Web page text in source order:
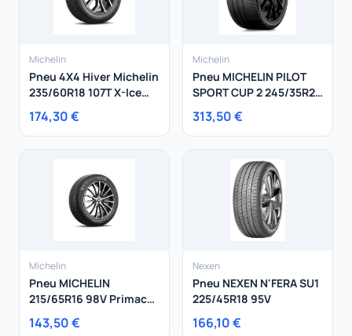
Michelin
Pneu 4X4 Hiver Michelin
235/60R18 107T X-Ice
Snow SUV XL
174,30 €
Michelin
Pneu MICHELIN PILOT
SPORT CUP 2 245/35R20
95Y
313,50 €
Michelin
Pneu MICHELIN
215/65R16 98V Primacy
4+
143,50 €
Nexen
Pneu NEXEN N'FERA SU1
225/45R18 95V
166,10 €